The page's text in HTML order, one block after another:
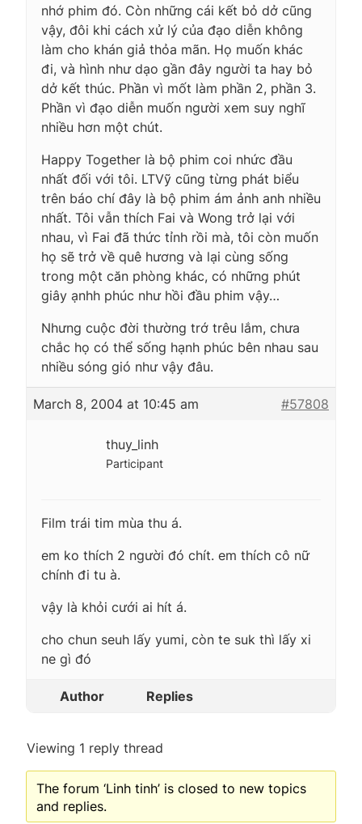
nhớ phim đó. Còn những cái kết bỏ dở cũng
vậy, đôi khi cách xử lý của đạo diễn không
làm cho khán giả thỏa mãn. Họ muốn khác
đi, và hình như dạo gần đây người ta hay bỏ
dở kết thúc. Phần vì mốt làm phần 2, phần 3.
Phần vì đạo diễn muốn người xem suy nghĩ
nhiều hơn một chút.
Happy Together là bộ phim coi nhức đầu
nhất đối với tôi. LTVỹ cũng từng phát biểu
trên báo chí đây là bộ phim ám ảnh anh nhiều
nhất. Tôi vẫn thích Fai và Wong trở lại với
nhau, vì Fai đã thức tỉnh rồi mà, tôi còn muốn
họ sẽ trở về quê hương và lại cùng sống
trong một căn phòng khác, có những phút
giây ạnhh phúc như hồi đầu phim vậy…
Nhưng cuộc đời thường trớ trêu lắm, chưa
chắc họ có thể sống hạnh phúc bên nhau sau
nhiều sóng gió như vậy đâu.
March 8, 2004 at 10:45 am #57808
thuy_linh
Participant
Film trái tim mùa thu á.
em ko thích 2 người đó chít. em thích cô nữ
chính đi tu à.
vậy là khỏi cưới ai hít á.
cho chun seuh lấy yumi, còn te suk thì lấy xi
ne gì đó
Author Replies
Viewing 1 reply thread
The forum ‘Linh tinh’ is closed to new topics
and replies.